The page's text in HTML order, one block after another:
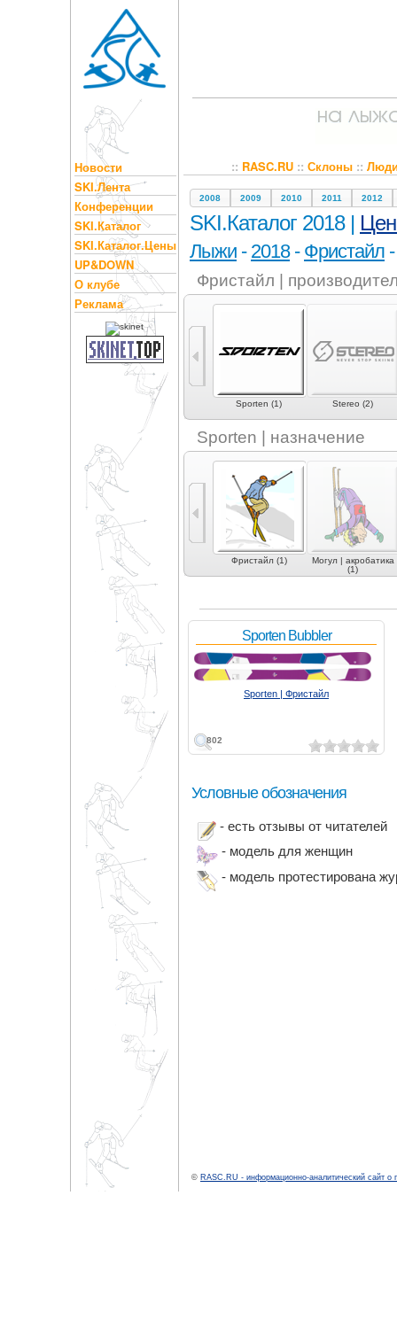
Новости
SKI.Лента
Конференции
SKI.Каталог
SKI.Каталог.Цены
UP&DOWN
О клубе
Реклама
:: RASC.RU:: Склоны::
2008 2009 2010 2011 2012
SKI.Каталог 2018 |
Лыжи - 2018- Фристайл
Фристайл |
Slant (2) Sporten (1) Stereo (2)
Sporten | назначение
Экспертный карвинг
Фрирайд (2) Фристайл (1)
Могул | акробатика
(1)
802
Sporten Bubbler
Sporten | Фристайл
Условные обозначения
- есть отзывы от читателей
- модель для женщин
- модель протестирована
© RASC.RU - информационно-аналитический сайт о